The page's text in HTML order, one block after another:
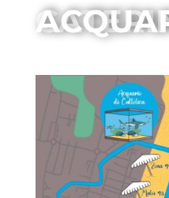
CATERINA